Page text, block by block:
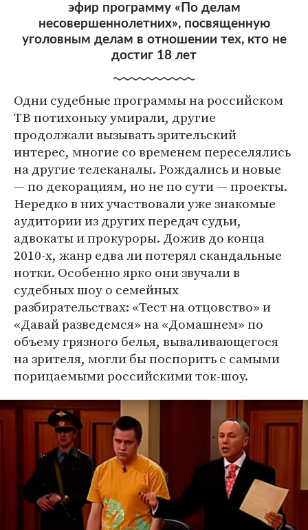
эфир программу «По делам
несовершеннолетних», посвященную
уголовным делам в отношении тех, кто не
достиг 18 лет
Одни судебные программы на российском
ТВ потихоньку умирали, другие
продолжали вызывать зрительский
интерес, многие со временем переселялись
на другие телеканалы. Рождались и новые
— по декорациям, но не по сути — проекты.
Нередко в них участвовали уже знакомые
аудитории из других передач судьи,
адвокаты и прокуроры. Дожив до конца
2010-х, жанр едва ли потерял скандальные
нотки. Особенно ярко они звучали в
судебных шоу о семейных
разбирательствах: «Тест на отцовство» и
«Давай разведемся» на «Домашнем» по
объему грязного белья, вываливающегося
на зрителя, могли бы поспорить с самыми
порицаемыми российскими ток-шоу.